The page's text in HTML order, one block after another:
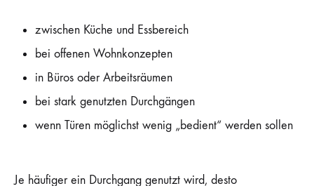
zwischen Küche und Essbereich
bei offenen Wohnkonzepten
in Büros oder Arbeitsräumen
bei stark genutzten Durchgängen
wenn Türen möglichst wenig „bedient“ werden sollen
Je häufiger ein Durchgang genutzt wird, desto